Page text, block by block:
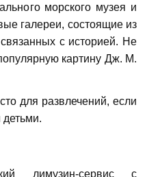
морского музея и
галереи, состоящие из
с историей. Не
картину Дж. М.
для развлечений, если
лимузин-сервис с